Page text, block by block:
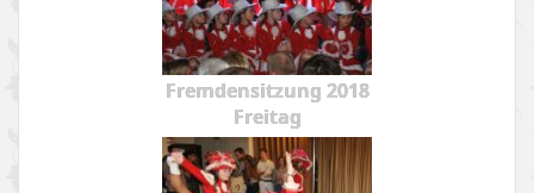
Fremdensitzung 2018
Freitag